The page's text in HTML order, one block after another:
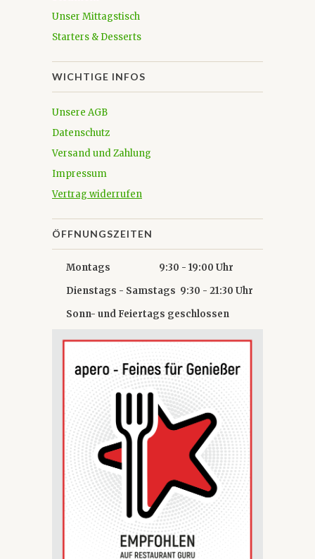
Unser Mittagstisch
Starters & Desserts
WICHTIGE INFOS
Unsere AGB
Datenschutz
Versand und Zahlung
Impressum
Vertrag widerrufen
ÖFFNUNGSZEITEN
Montags 9:30 - 19:00 Uhr
Dienstags - Samstags 9:30 - 21:30 Uhr
Sonn- und Feiertags geschlossen